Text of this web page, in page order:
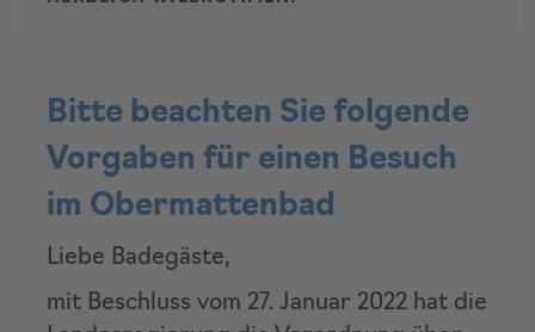
Bitte beachten Sie folgende
Vorgaben für einen Besuch
im Obermattenbad
Liebe Badegäste,
mit Beschluss vom 27. Januar 2022 hat die